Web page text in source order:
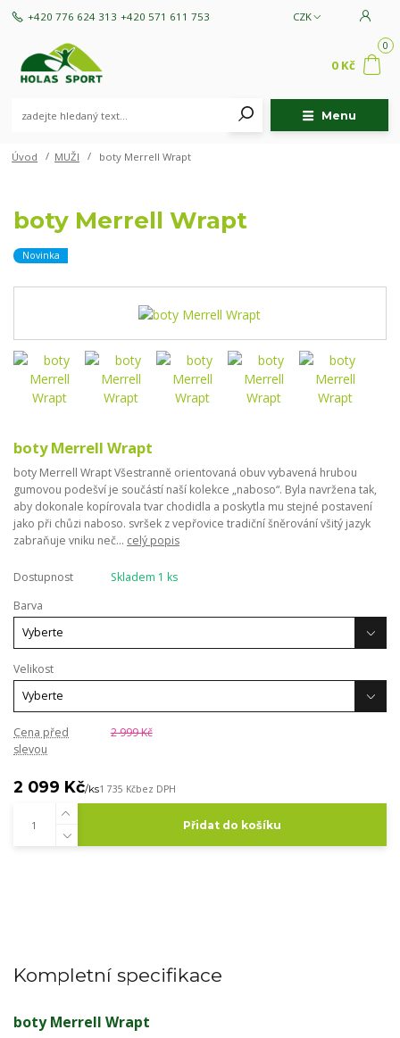
Menu
CZK
+420 776 624 313 +420 571 611 753
0
0 Kč
Úvod MUŽI boty Merrell Wrapt
boty Merrell Wrapt
Novinka
boty Merrell Wrapt
boty Merrell Wrapt Všestranně orientovaná obuv vybavená hrubou
gumovou podešví je součástí naší kolekce „naboso“. Byla navržena tak,
aby dokonale kopírovala tvar chodidla a poskytla mu stejné postavení
jako při chůzi naboso. svršek z vepřovice tradiční šněrování všitý jazyk
zabraňuje vniku neč... celý popis
Dostupnost
Skladem 1 ks
Barva
Velikost
Cena před
slevou
2 999 Kč
2 099 Kč/ks1 735 Kčbez DPH
Přidat do košíku
Kompletní specifikace
boty Merrell Wrapt